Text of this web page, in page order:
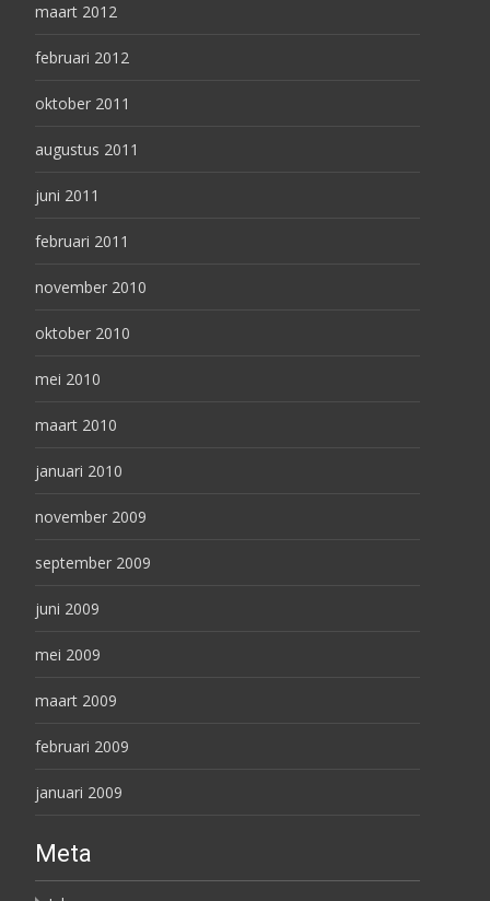
maart 2012
februari 2012
oktober 2011
augustus 2011
juni 2011
februari 2011
november 2010
oktober 2010
mei 2010
maart 2010
januari 2010
november 2009
september 2009
juni 2009
mei 2009
maart 2009
februari 2009
januari 2009
Meta